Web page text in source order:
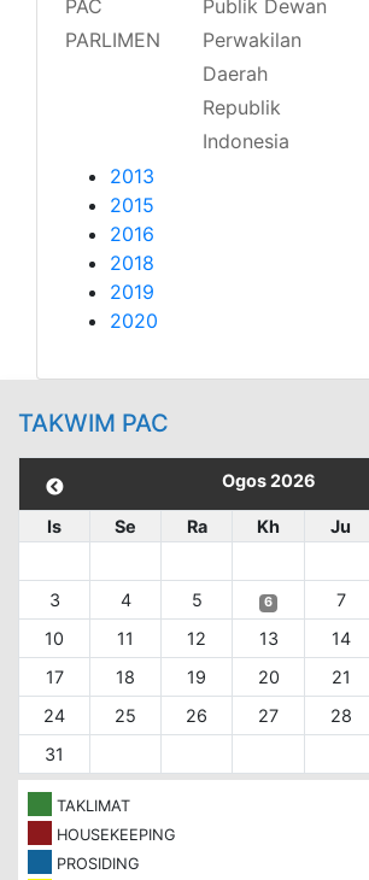
PAC
PARLIMEN
Publik Dewan
Perwakilan
Daerah
Republik
Indonesia
2013
2015
2016
2018
2019
2020
TAKWIM PAC
Ogos 2026
Is Se Ra Kh Ju
3
4 5 6 7
10
11 12 13 14
17
18 19 20 21
24
25 26 27 28
31
TAKLIMAT
HOUSEKEEPING
PROSIDING